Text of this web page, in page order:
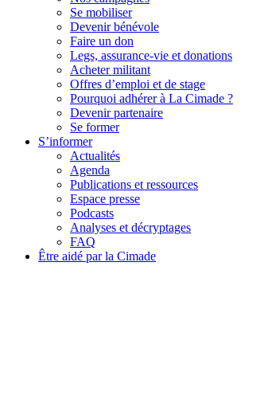
Se mobiliser
Devenir bénévole
Faire un don
Legs, assurance-vie et donations
Acheter militant
Offres d’emploi et de stage
Pourquoi adhérer à La Cimade ?
Devenir partenaire
Se former
S’informer
Actualités
Agenda
Publications et ressources
Espace presse
Podcasts
Analyses et décryptages
FAQ
Être aidé par la Cimade